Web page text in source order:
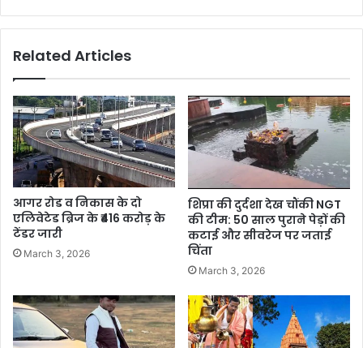
Related Articles
आगर रोड व निकास के दो
एलिवेटेड ब्रिज के ₹416 करोड़ के
टेंडर जारी
March 3, 2026
शिप्रा की दुर्दशा देख चौंकी NGT
की टीम: 50 साल पुराने पेड़ों की
कटाई और सीवरेज पर जताई
चिंता
March 3, 2026